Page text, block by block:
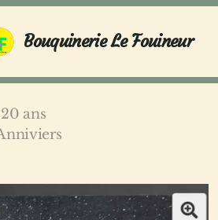
Bouquinerie Le Fouineur
ans